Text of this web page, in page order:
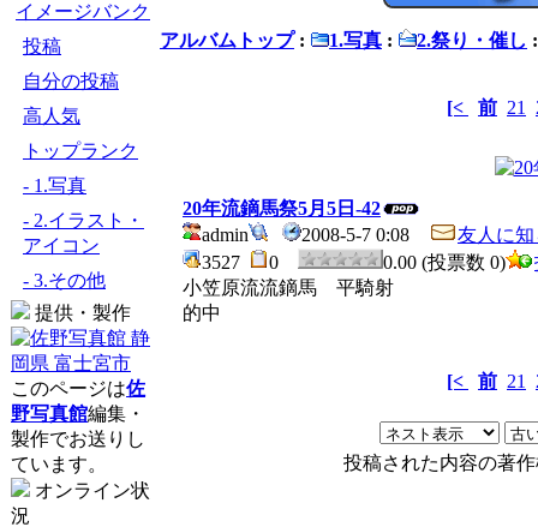
イメージバンク
投稿
自分の投稿
高人気
トップランク
- 1.写真
- 2.イラスト・
アイコン
- 3.その他
提供・製作
このページは佐
野写真館編集・
製作でお送りし
ています。
オンライン状
況
アルバムトップ: 1.写真 : 2.祭り・催し
[< 前 21
20年流鏑馬祭5月5日-42
admin
2008-5-7 0:08
友人に
3527
0 0.00 (投票数 0)
小笠原流流鏑馬 平騎射
的中
[< 前 21
投稿された内容の著